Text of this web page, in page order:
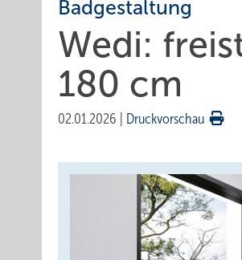
Badgestaltung
Wedi:
180 cm
02.01.2026 Druckvorschau